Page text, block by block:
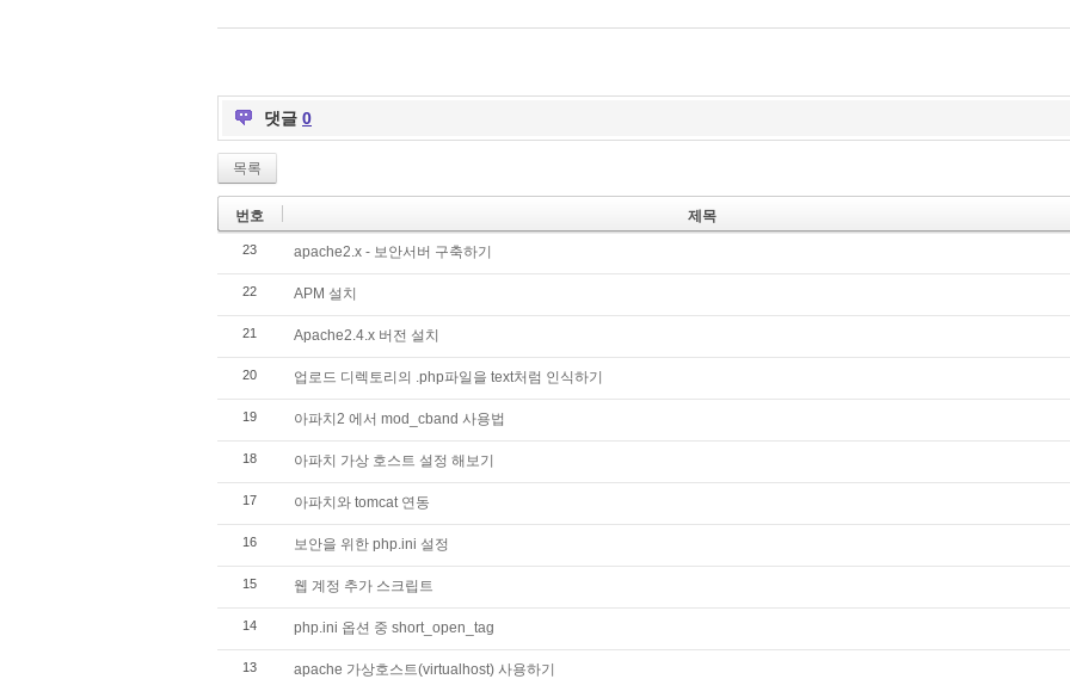
댓글 0
목록
번호 제목
23 apache2.x - 보안서버 구축하기
22 APM 설치
21 Apache2.4.x 버전 설치
20 업로드 디렉토리의 .php파일을 text처럼 인식하기
19 아파치2 에서 mod_cband 사용법
18 아파치 가상 호스트 설정 해보기
17 아파치와 tomcat 연동
16 보안을 위한 php.ini 설정
15 웹 계정 추가 스크립트
14 php.ini 옵션 중 short_open_tag
13 apache 가상호스트(virtualhost) 사용하기